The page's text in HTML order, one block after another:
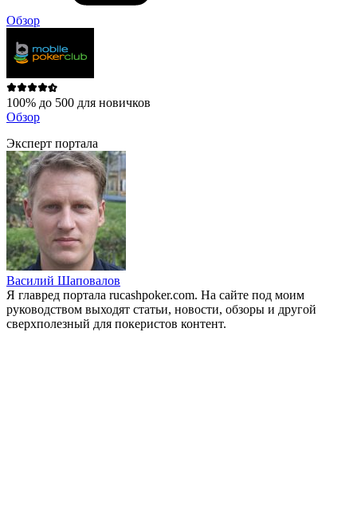
Обзор
100% до 500 для новичков
Обзор
Эксперт портала
Василий Шаповалов
Я главред портала rucashpoker.com. На сайте под моим
руководством выходят статьи, новости, обзоры и другой
сверхполезный для покеристов контент.